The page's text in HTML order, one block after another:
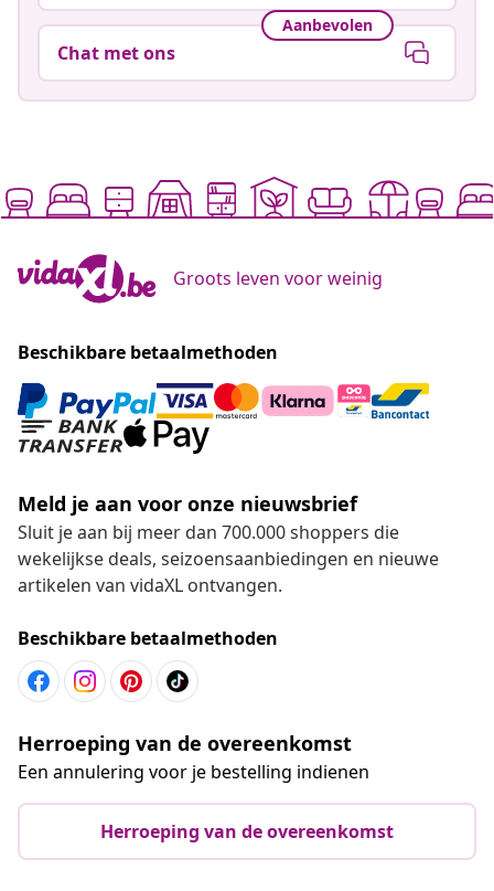
Aanbevolen
Chat met ons
Groots leven voor weinig
Beschikbare betaalmethoden
Meld je aan voor onze nieuwsbrief
Sluit je aan bij meer dan 700.000 shoppers die
wekelijkse deals, seizoensaanbiedingen en nieuwe
artikelen van vidaXL ontvangen.
Beschikbare betaalmethoden
Herroeping van de overeenkomst
Een annulering voor je bestelling indienen
Herroeping van de overeenkomst